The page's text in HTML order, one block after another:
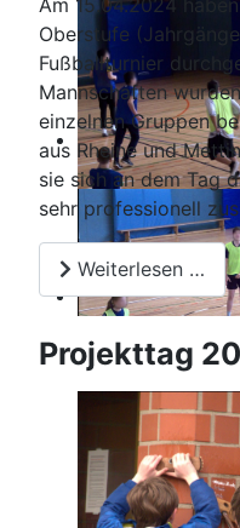
Oberstufe
Fußballturnier
Mannschaften
einzelnen Gruppen
aus Rheine und
sie sich an dem Tag
sehr professionell
Weiterlesen …
Projekttag